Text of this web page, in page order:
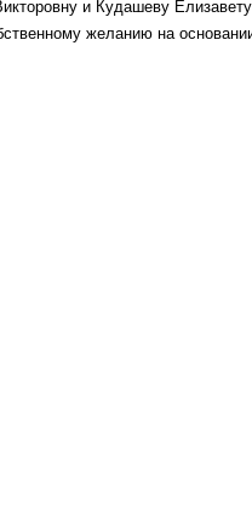
и Кудашеву
желанию на